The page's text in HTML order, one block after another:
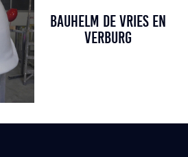
BAUHELM DE VRIES EN
VERBURG